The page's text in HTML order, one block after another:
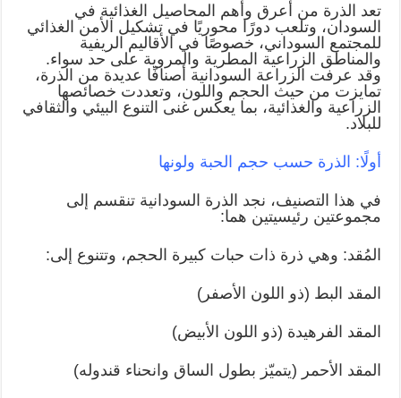
تعد الذرة من أعرق وأهم المحاصيل الغذائية في
السودان، وتلعب دورًا محوريًا في تشكيل الأمن الغذائي
للمجتمع السوداني، خصوصًا في الأقاليم الريفية
والمناطق الزراعية المطرية والمروية على حد سواء.
وقد عرفت الزراعة السودانية أصنافًا عديدة من الذرة،
تمايزت من حيث الحجم واللون، وتعددت خصائصها
الزراعية والغذائية، بما يعكس غنى التنوع البيئي والثقافي
للبلاد.
أولًا: الذرة حسب حجم الحبة ولونها
في هذا التصنيف، نجد الذرة السودانية تنقسم إلى
مجموعتين رئيسيتين هما:
المُقد: وهي ذرة ذات حبات كبيرة الحجم، وتتنوع إلى:
المقد البط (ذو اللون الأصفر)
المقد الفرهيدة (ذو اللون الأبيض)
المقد الأحمر (يتميّز بطول الساق وانحناء قندوله)